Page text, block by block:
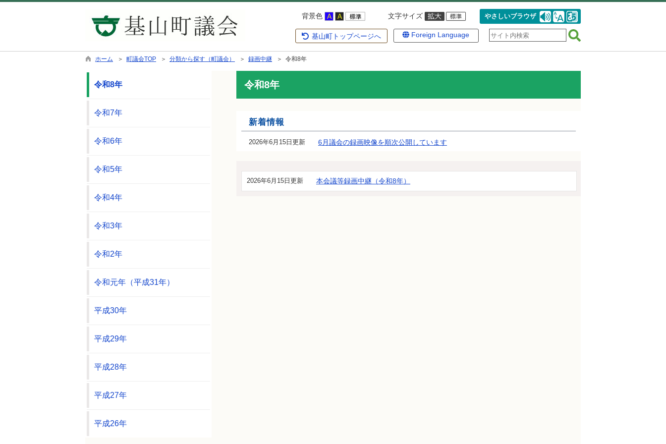
背景色 文字サイズ やさしいブラウザ
基山町トップページへ Foreign Language
ホーム ＞ 町議会TOP ＞ 分類から探す（町議会） ＞ 録画中継 ＞ 令和8年
令和8年
新着情報
2026年6月15日更新 6月議会の録画映像を順次公開しています
2026年6月15日更新 本会議等録画中継（令和8年）
令和8年
令和7年
令和6年
令和5年
令和4年
令和3年
令和2年
令和元年（平成31年）
平成30年
平成29年
平成28年
平成27年
平成26年